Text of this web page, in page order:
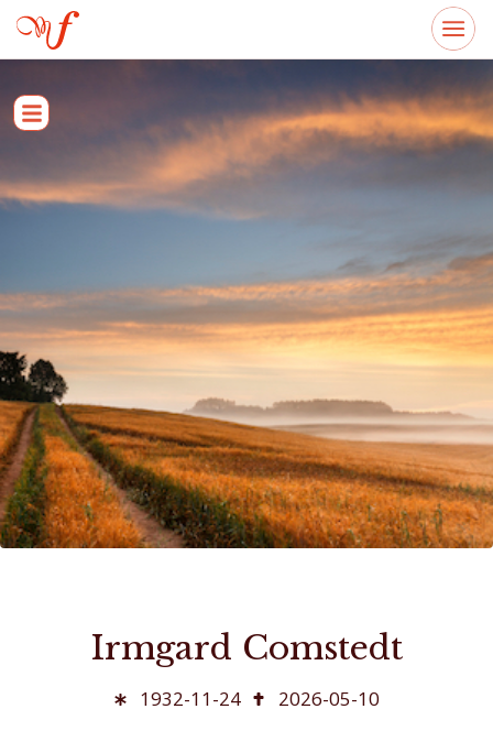
Irmgard Comstedt
1932-11-24 2026-05-10